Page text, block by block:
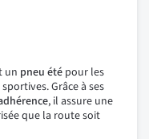
un pneu été pour les
Grâce à ses
, il assure une
que la route soit